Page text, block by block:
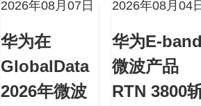
2026年08月07日
华为在
GlobalData
2026年微波
2026年08月04
华为E-
微波产品
RTN 3800